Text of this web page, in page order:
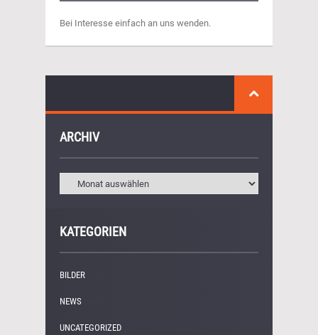
Bei Interesse einfach an uns wenden.
ARCHIV
KATEGORIEN
BILDER
NEWS
UNCATEGORIZED